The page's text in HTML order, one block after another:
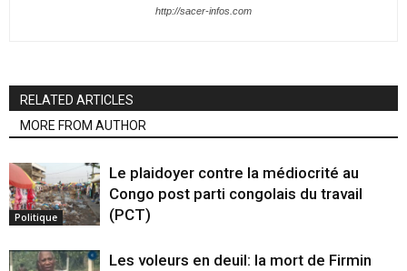
http://sacer-infos.com
RELATED ARTICLES
MORE FROM AUTHOR
Politique
Le plaidoyer contre la médiocrité au
Congo post parti congolais du travail
(PCT)
Les voleurs en deuil: la mort de Firmin